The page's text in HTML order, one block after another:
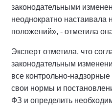
законодательными
неоднократно настаивала
положений», - отметила
Эксперт отметила, что
законодательным
все контрольно-
свои нормы и
ФЗ и определить